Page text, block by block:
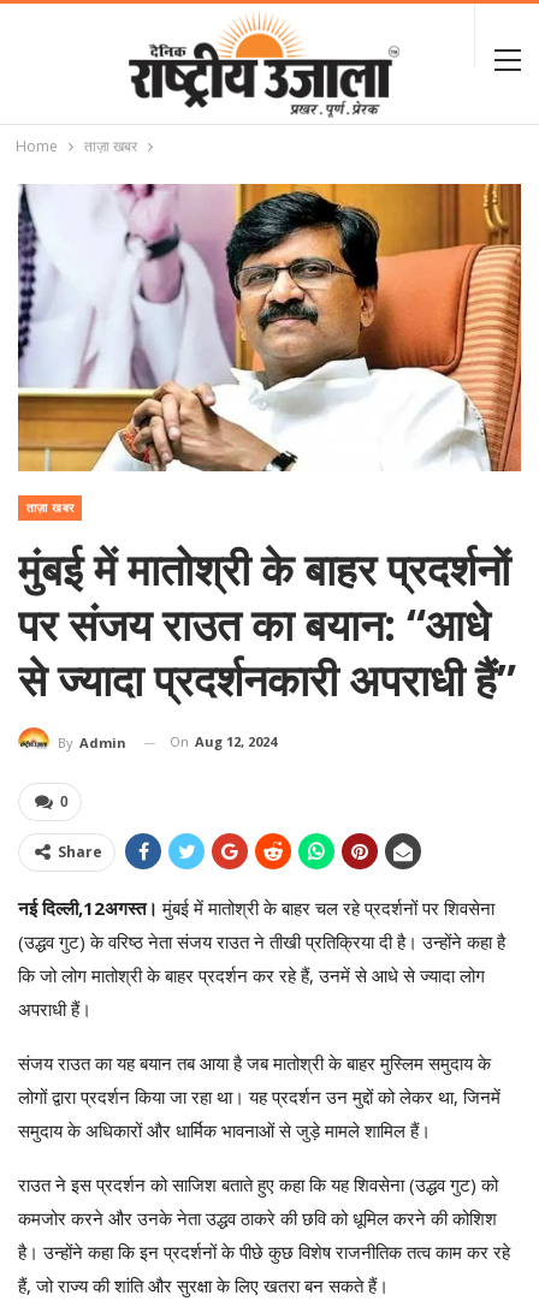
Home ताज़ा खबर
ताज़ा खबर
मुंबई में मातोश्री के बाहर प्रदर्शनों
पर संजय राउत का बयान: “आधे
से ज्यादा प्रदर्शनकारी अपराधी हैं”
By Admin On Aug 12, 2024
0
Share
नई दिल्ली,12अगस्त।मुंबई में मातोश्री के बाहर चल रहे प्रदर्शनों पर शिवसेना
(उद्धव गुट) के वरिष्ठ नेता संजय राउत ने तीखी प्रतिक्रिया दी है। उन्होंने कहा है
कि जो लोग मातोश्री के बाहर प्रदर्शन कर रहे हैं, उनमें से आधे से ज्यादा लोग
अपराधी हैं।
संजय राउत का यह बयान तब आया है जब मातोश्री के बाहर मुस्लिम समुदाय के
लोगों द्वारा प्रदर्शन किया जा रहा था। यह प्रदर्शन उन मुद्दों को लेकर था, जिनमें
समुदाय के अधिकारों और धार्मिक भावनाओं से जुड़े मामले शामिल हैं।
राउत ने इस प्रदर्शन को साजिश बताते हुए कहा कि यह शिवसेना (उद्धव गुट) को
कमजोर करने और उनके नेता उद्धव ठाकरे की छवि को धूमिल करने की कोशिश
है। उन्होंने कहा कि इन प्रदर्शनों के पीछे कुछ विशेष राजनीतिक तत्व काम कर रहे
हैं, जो राज्य की शांति और सुरक्षा के लिए खतरा बन सकते हैं।